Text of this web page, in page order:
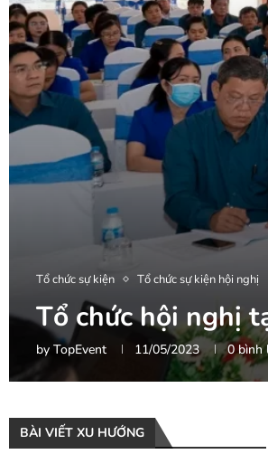
Tổ chức sự kiện Tổ chức sự kiện hội nghị
Tổ chức hội nghị
by TopEvent 11/05/2023 0 bình
BÀI VIẾT XU HƯỚNG